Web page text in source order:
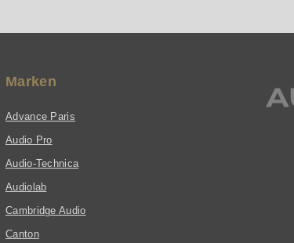
Marken
Advance Paris
Audio Pro
Audio-Technica
Audiolab
Cambridge Audio
Canton